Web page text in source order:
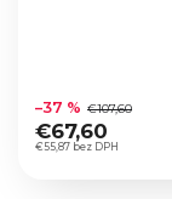
hodnotenie
produktu
je
€55,87 bez DPH
–37 % €107,60
€67,60